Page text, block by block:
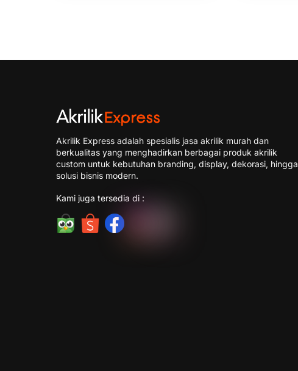
Akrilik Express adalah spesialis jasa akrilik murah dan
berkualitas yang menghadirkan berbagai produk akrilik
custom untuk kebutuhan branding, display, dekorasi, hingga
solusi bisnis modern.
Kami juga tersedia di :